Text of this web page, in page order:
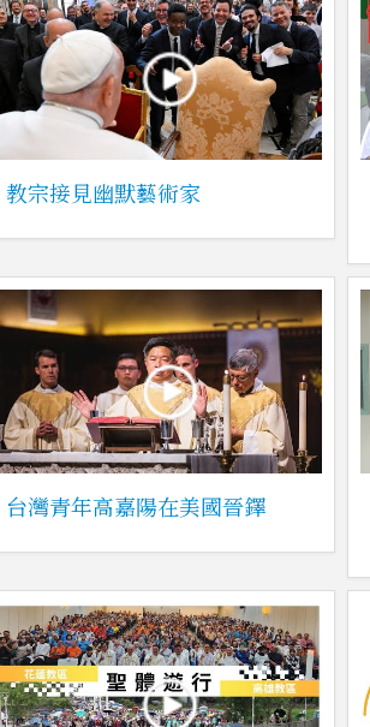
教宗接見幽默藝術家
台灣青年高嘉陽在美國晉鐸